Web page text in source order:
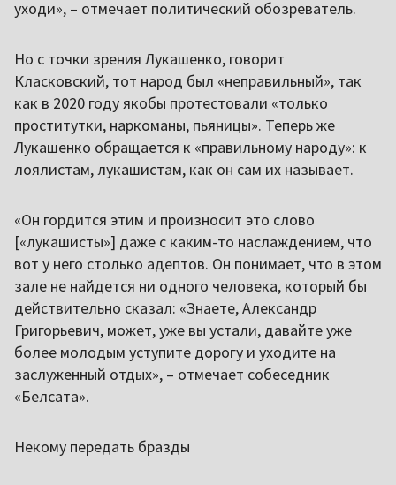
уходи», – отмечает политический обозреватель.
Но с точки зрения Лукашенко, говорит
Класковский, тот народ был «неправильный», так
как в 2020 году якобы протестовали «только
проститутки, наркоманы, пьяницы». Теперь же
Лукашенко обращается к «правильному народу»: к
лоялистам, лукашистам, как он сам их называет.
«Он гордится этим и произносит это слово
[«лукашисты»] даже с каким-то наслаждением, что
вот у него столько адептов. Он понимает, что в этом
зале не найдется ни одного человека, который бы
действительно сказал: «Знаете, Александр
Григорьевич, может, уже вы устали, давайте уже
более молодым уступите дорогу и уходите на
заслуженный отдых», – отмечает собеседник
«Белсата».
Некому передать бразды